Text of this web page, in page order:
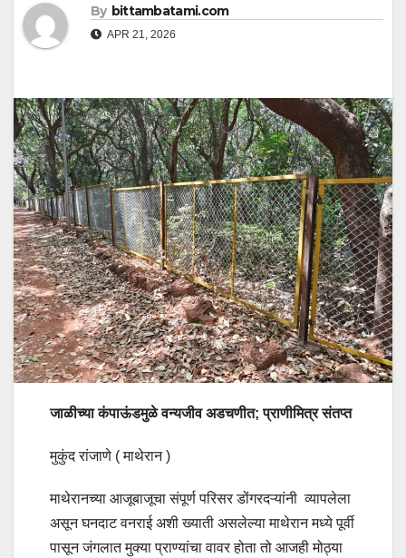
By bittambatami.com
APR 21, 2026
जाळीच्या कंपाऊंडमुळे वन्यजीव अडचणीत; प्राणीमित्र संतप्त
मुकुंद रांजाणे ( माथेरान )
माथेरानच्या आजूबाजूचा संपूर्ण परिसर डोंगरदऱ्यांनी व्यापलेला
असून घनदाट वनराई अशी ख्याती असलेल्या माथेरान मध्ये पूर्वी
पासून जंगलात मुक्या प्राण्यांचा वावर होता तो आजही मोठ्या